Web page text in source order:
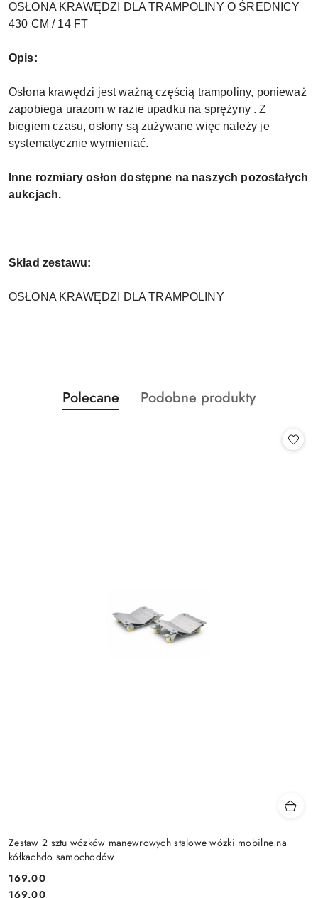
OSŁONA KRAWĘDZI DLA TRAMPOLINY O ŚREDNICY
430 CM / 14 FT
Opis:
Osłona krawędzi jest ważną częścią trampoliny, ponieważ
zapobiega urazom w razie upadku na sprężyny . Z
biegiem czasu, osłony są zużywane więc należy je
systematycznie wymieniać.
Inne rozmiary osłon dostępne na naszych pozostałych
aukcjach.
Skład zestawu:
OSŁONA KRAWĘDZI DLA TRAMPOLINY
Pomiń karuzelę produktów
Produkty
o
Polecane
Produkty
Podobne produkty
Zestaw 2 sztu wózków manewrowych stalowe wózki mobilne na
kółkachdo samochodów
Cena:
169.00
Cena:
169.00